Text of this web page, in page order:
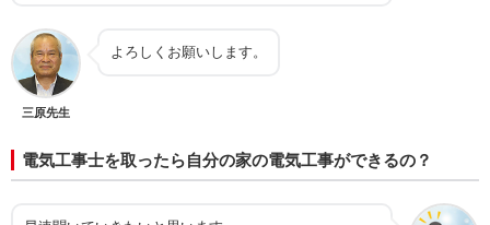
三原先生
よろしくお願いします。
電気工事士を取ったら自分の家の電気工事ができるの？